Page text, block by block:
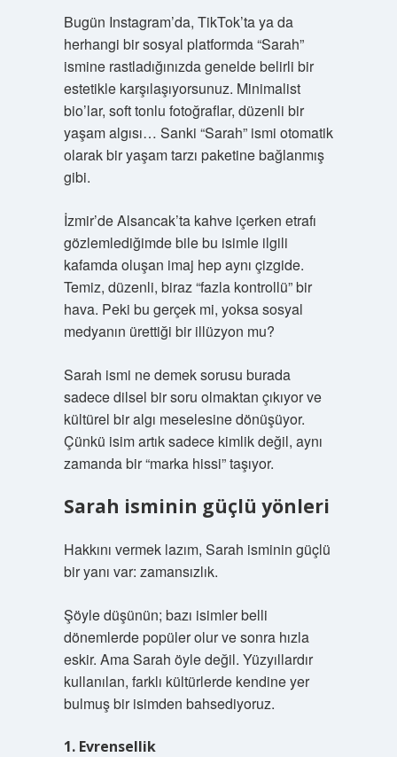
Bugün Instagram’da, TikTok’ta ya da
herhangi bir sosyal platformda “Sarah”
ismine rastladığınızda genelde belirli bir
estetikle karşılaşıyorsunuz. Minimalist
bio’lar, soft tonlu fotoğraflar, düzenli bir
yaşam algısı… Sanki “Sarah” ismi otomatik
olarak bir yaşam tarzı paketine bağlanmış
gibi.
İzmir’de Alsancak’ta kahve içerken etrafı
gözlemlediğimde bile bu isimle ilgili
kafamda oluşan imaj hep aynı çizgide.
Temiz, düzenli, biraz “fazla kontrollü” bir
hava. Peki bu gerçek mi, yoksa sosyal
medyanın ürettiği bir illüzyon mu?
Sarah ismi ne demek sorusu burada
sadece dilsel bir soru olmaktan çıkıyor ve
kültürel bir algı meselesine dönüşüyor.
Çünkü isim artık sadece kimlik değil, aynı
zamanda bir “marka hissi” taşıyor.
Sarah isminin güçlü yönleri
Hakkını vermek lazım, Sarah isminin güçlü
bir yanı var: zamansızlık.
Şöyle düşünün; bazı isimler belli
dönemlerde popüler olur ve sonra hızla
eskir. Ama Sarah öyle değil. Yüzyıllardır
kullanılan, farklı kültürlerde kendine yer
bulmuş bir isimden bahsediyoruz.
1. Evrensellik